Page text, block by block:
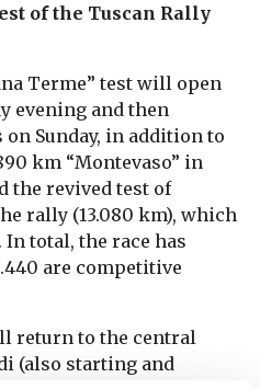
of the Tuscan Rally
Terme” test will open
evening and then
Sunday, in addition to
km “Montevaso” in
the revived test of
rally (13.080 km), which
total, the race has
are competitive
return to the central
(also starting and